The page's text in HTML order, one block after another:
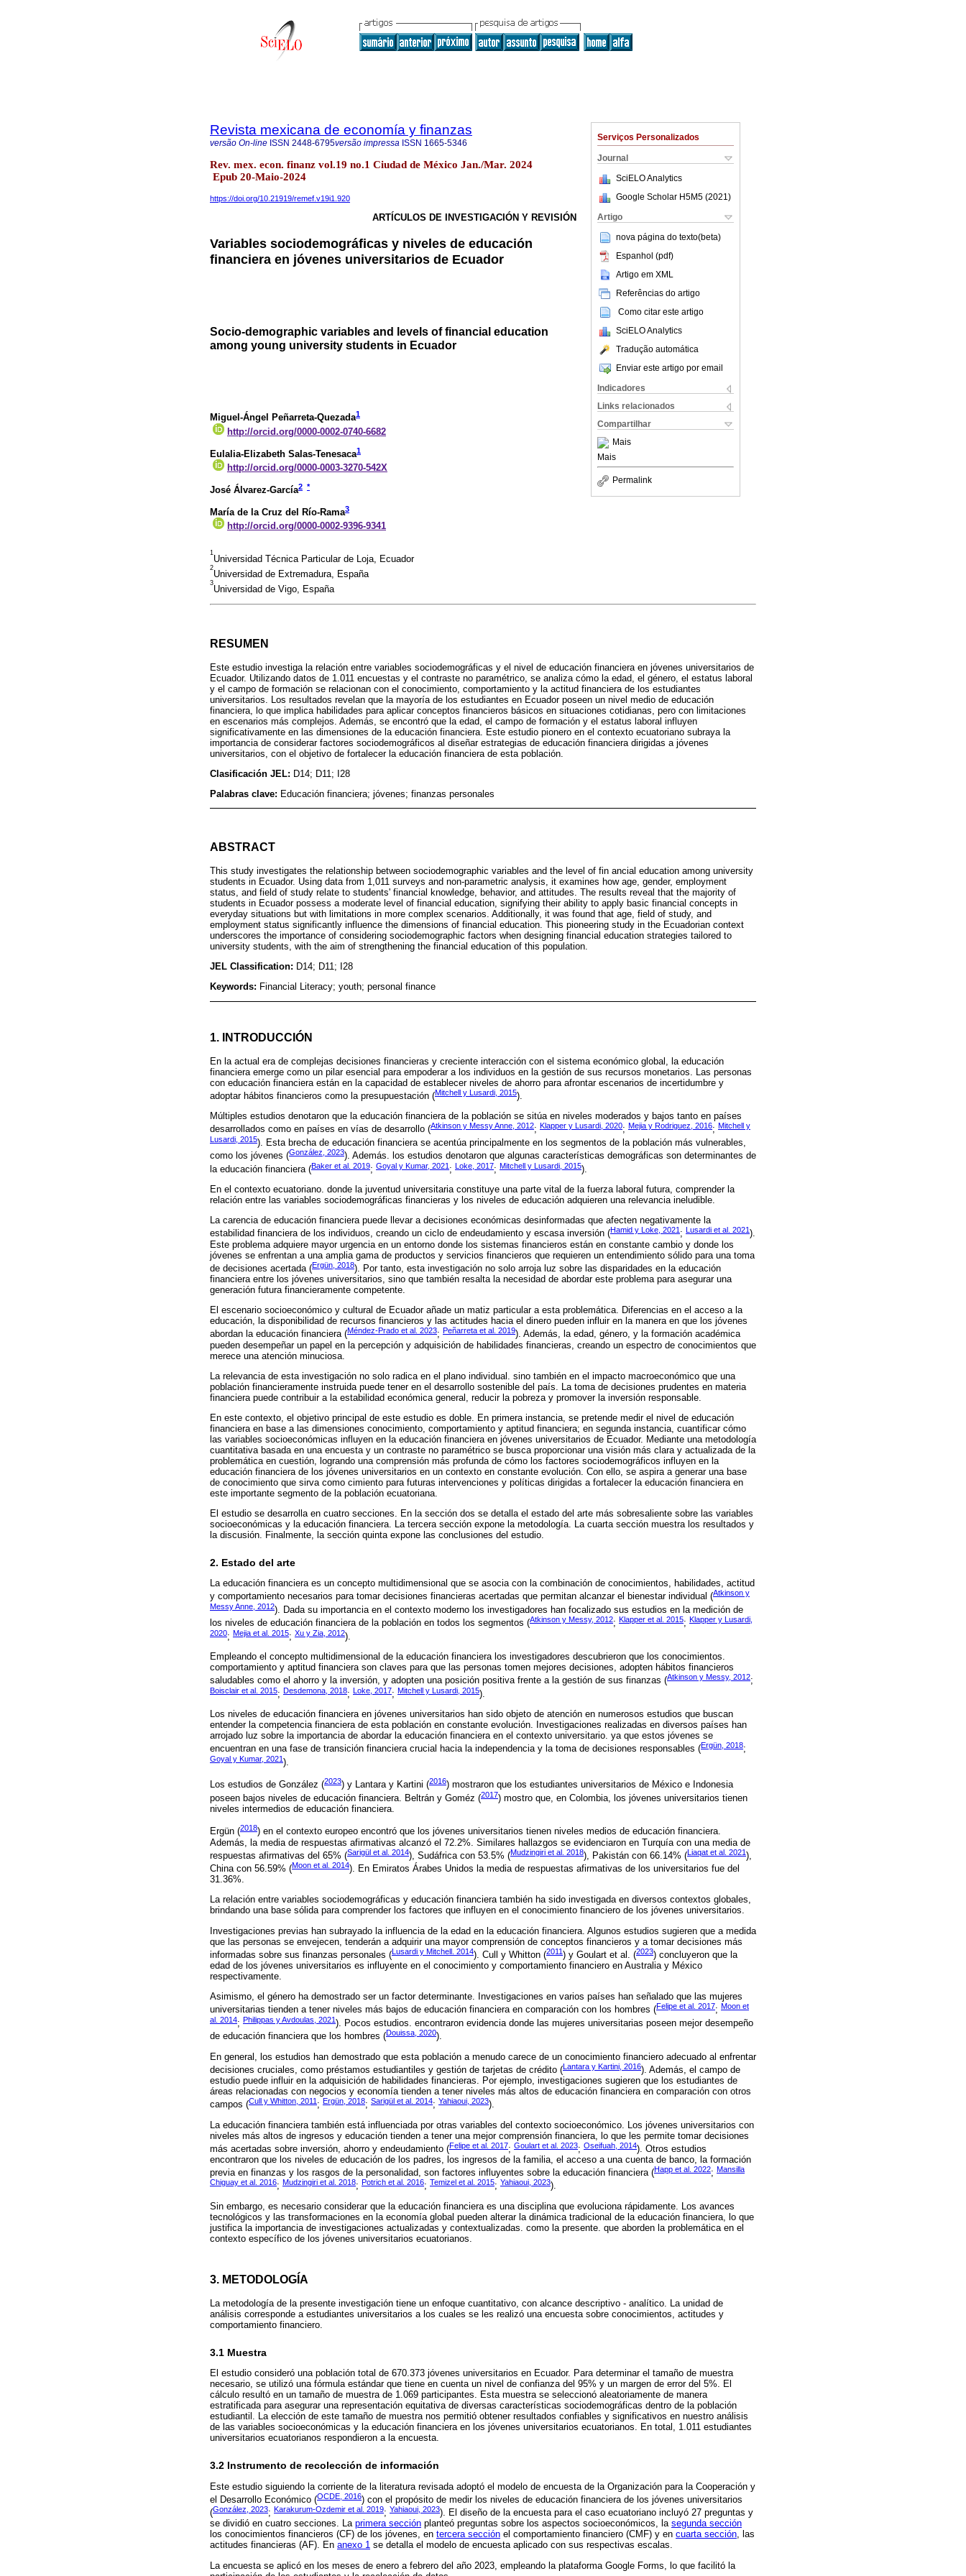
Serviços Personalizados
Journal
SciELO Analytics
Google Scholar H5M5 (2021 )
Artigo
nova página do texto(beta)
Espanhol (pdf)
Artigo em XML
Referências do artigo
Como citar este artigo
SciELO Analytics
Tradução automática
Enviar este artigo por email
Indicadores
Links relacionados
Compartilhar
Mais
Mais
Permalink
Revista mexicana de economía y finanzas
versão On-line ISSN 2448-6795versão impressa ISSN 1665-5346
Rev. mex. econ. finanz vol.19 no.1 Ciudad de México Jan./Mar. 2024
Epub 20-Maio-2024
https://doi.org/10.21919/remef.v19i1.920
ARTÍCULOS DE INVESTIGACIÓN Y REVISIÓN
Variables sociodemográficas y niveles de educación
financiera en jóvenes universitarios de Ecuador
Socio-demographic variables and levels of financial education
among young university students in Ecuador
Miguel-Ángel Peñarreta-Quezada1
http://orcid.org/0000-0002-0740-6682
Eulalia-Elizabeth Salas-Tenesaca1
http://orcid.org/0000-0003-3270-542X
José Álvarez-García2 *
María de la Cruz del Río-Rama3
http://orcid.org/0000-0002-9396-9341
1
Universidad Técnica Particular de Loja, Ecuador
2
Universidad de Extremadura, España
3
Universidad de Vigo, España
RESUMEN
Este estudio investiga la relación entre variables sociodemográficas y el nivel de educación financiera en jóvenes universitarios de
Ecuador. Utilizando datos de 1.011 encuestas y el contraste no paramétrico, se analiza cómo la edad, el género, el estatus laboral
y el campo de formación se relacionan con el conocimiento, comportamiento y la actitud financiera de los estudiantes
universitarios. Los resultados revelan que la mayoría de los estudiantes en Ecuador poseen un nivel medio de educación
financiera, lo que implica habilidades para aplicar conceptos financieros básicos en situaciones cotidianas, pero con limitaciones
en escenarios más complejos. Además, se encontró que la edad, el campo de formación y el estatus laboral influyen
significativamente en las dimensiones de la educación financiera. Este estudio pionero en el contexto ecuatoriano subraya la
importancia de considerar factores sociodemográficos al diseñar estrategias de educación financiera dirigidas a jóvenes
universitarios, con el objetivo de fortalecer la educación financiera de esta población.
Clasificación JEL: D14; D11; I28
Palabras clave: Educación financiera; jóvenes; finanzas personales
ABSTRACT
This study investigates the relationship between sociodemographic variables and the level of fin ancial education among university
students in Ecuador. Using data from 1,011 surveys and non-parametric analysis, it examines how age, gender, employment
status, and field of study relate to students' financial knowledge, behavior, and attitudes. The results reveal that the majority of
students in Ecuador possess a moderate level of financial education, signifying their ability to apply basic financial concepts in
everyday situations but with limitations in more complex scenarios. Additionally, it was found that age, field of study, and
employment status significantly influence the dimensions of financial education. This pioneering study in the Ecuadorian context
underscores the importance of considering sociodemographic factors when designing financial education strategies tailored to
university students, with the aim of strengthening the financial education of this population.
JEL Classification: D14; D11; I28
Keywords: Financial Literacy; youth; personal finance
1. INTRODUCCIÓN
En la actual era de complejas decisiones financieras y creciente interacción con el sistema económico global, la educación
financiera emerge como un pilar esencial para empoderar a los individuos en la gestión de sus recursos monetarios. Las personas
con educación financiera están en la capacidad de establecer niveles de ahorro para afrontar escenarios de incertidumbre y
adoptar hábitos financieros como la presupuestación (Mitchell y Lusardi, 2015).
Múltiples estudios denotaron que la educación financiera de la población se sitúa en niveles moderados y bajos tanto en países
desarrollados como en países en vías de desarrollo (Atkinson y Messy Anne, 2012; Klapper y Lusardi, 2020; Mejia y Rodriguez, 2016; Mitchell y
Lusardi, 2015). Esta brecha de educación financiera se acentúa principalmente en los segmentos de la población más vulnerables,
como los jóvenes (González, 2023). Además. los estudios denotaron que algunas características demográficas son determinantes de
la educación financiera (Baker et al. 2019; Goyal y Kumar, 2021 ; Loke, 2017; Mitchell y Lusardi, 2015).
En el contexto ecuatoriano. donde la juventud universitaria constituye una parte vital de la fuerza laboral futura, comprender la
relación entre las variables sociodemográficas financieras y los niveles de educación adquieren una relevancia ineludible.
La carencia de educación financiera puede llevar a decisiones económicas desinformadas que afecten negativamente la
estabilidad financiera de los individuos, creando un ciclo de endeudamiento y escasa inversión (Hamid y Loke, 2021 ; Lusardi et al. 2021 ).
Este problema adquiere mayor urgencia en un entorno donde los sistemas financieros están en constante cambio y donde los
jóvenes se enfrentan a una amplia gama de productos y servicios financieros que requieren un entendimiento sólido para una toma
de decisiones acertada (Ergün, 2018). Por tanto, esta investigación no solo arroja luz sobre las disparidades en la educación
financiera entre los jóvenes universitarios, sino que también resalta la necesidad de abordar este problema para asegurar una
generación futura financieramente competente.
El escenario socioeconómico y cultural de Ecuador añade un matiz particular a esta problemática. Diferencias en el acceso a la
educación, la disponibilidad de recursos financieros y las actitudes hacia el dinero pueden influir en la manera en que los jóvenes
abordan la educación financiera (Méndez-Prado et al. 2023; Peñarreta et al. 2019). Además, la edad, género, y la formación académica
pueden desempeñar un papel en la percepción y adquisición de habilidades financieras, creando un espectro de conocimientos que
merece una atención minuciosa.
La relevancia de esta investigación no solo radica en el plano individual. sino también en el impacto macroeconómico que una
población financieramente instruida puede tener en el desarrollo sostenible del país. La toma de decisiones prudentes en materia
financiera puede contribuir a la estabilidad económica general, reducir la pobreza y promover la inversión responsable.
En este contexto, el objetivo principal de este estudio es doble. En primera instancia, se pretende medir el nivel de educación
financiera en base a las dimensiones conocimiento, comportamiento y aptitud financiera; en segunda instancia, cuantificar cómo
las variables socioeconómicas influyen en la educación financiera en jóvenes universitarios de Ecuador. Mediante una metodología
cuantitativa basada en una encuesta y un contraste no paramétrico se busca proporcionar una visión más clara y actualizada de la
problemática en cuestión, logrando una comprensión más profunda de cómo los factores sociodemográficos influyen en la
educación financiera de los jóvenes universitarios en un contexto en constante evolución. Con ello, se aspira a generar una base
de conocimiento que sirva como cimiento para futuras intervenciones y políticas dirigidas a fortalecer la educación financiera en
este importante segmento de la población ecuatoriana.
El estudio se desarrolla en cuatro secciones. En la sección dos se detalla el estado del arte más sobresaliente sobre las variables
socioeconómicas y la educación financiera. La tercera sección expone la metodología. La cuarta sección muestra los resultados y
la discusión. Finalmente, la sección quinta expone las conclusiones del estudio.
2. Estado del arte
La educación financiera es un concepto multidimensional que se asocia con la combinación de conocimientos, habilidades, actitud
y comportamiento necesarios para tomar decisiones financieras acertadas que permitan alcanzar el bienestar individual (Atkinson y
Messy Anne, 2012). Dada su importancia en el contexto moderno los investigadores han focalizado sus estudios en la medición de
los niveles de educación financiera de la población en todos los segmentos (Atkinson y Messy, 2012; Klapper et al. 2015; Klapper y Lusardi,
2020; Mejia et al. 2015; Xu y Zia, 2012).
Empleando el concepto multidimensional de la educación financiera los investigadores descubrieron que los conocimientos.
comportamiento y aptitud financiera son claves para que las personas tomen mejores decisiones, adopten hábitos financieros
saludables como el ahorro y la inversión, y adopten una posición positiva frente a la gestión de sus finanzas (Atkinson y Messy, 2012;
Boisclair et al. 2015; Desdemona, 2018; Loke, 2017; Mitchell y Lusardi, 2015).
Los niveles de educación financiera en jóvenes universitarios han sido objeto de atención en numerosos estudios que buscan
entender la competencia financiera de esta población en constante evolución. Investigaciones realizadas en diversos países han
arrojado luz sobre la importancia de abordar la educación financiera en el contexto universitario. ya que estos jóvenes se
encuentran en una fase de transición financiera crucial hacia la independencia y la toma de decisiones responsables (Ergün, 2018;
Goyal y Kumar, 2021).
Los estudios de González (2023) y Lantara y Kartini (2016) mostraron que los estudiantes universitarios de México e Indonesia
poseen bajos niveles de educación financiera. Beltrán y Goméz (2017) mostro que, en Colombia, los jóvenes universitarios tienen
niveles intermedios de educación financiera.
Ergün (2018) en el contexto europeo encontró que los jóvenes universitarios tienen niveles medios de educación financiera.
Además, la media de respuestas afirmativas alcanzó el 72.2%. Similares hallazgos se evidenciaron en Turquía con una media de
respuestas afirmativas del 65% (Sarigül et al. 2014), Sudáfrica con 53.5% (Mudzingiri et al. 2018), Pakistán con 66.14% (Liaqat et al. 2021),
China con 56.59% (Moon et al. 2014). En Emiratos Árabes Unidos la media de respuestas afirmativas de los universitarios fue del
31.36%.
La relación entre variables sociodemográficas y educación financiera también ha sido investigada en diversos contextos globales,
brindando una base sólida para comprender los factores que influyen en el conocimiento financiero de los jóvenes universitarios.
Investigaciones previas han subrayado la influencia de la edad en la educación financiera. Algunos estudios sugieren que a medida
que las personas se envejecen, tenderán a adquirir una mayor comprensión de conceptos financieros y a tomar decisiones más
informadas sobre sus finanzas personales (Lusardi y Mitchell. 2014). Cull y Whitton (2011) y Goulart et al. (2023) concluyeron que la
edad de los jóvenes universitarios es influyente en el conocimiento y comportamiento financiero en Australia y México
respectivamente.
Asimismo, el género ha demostrado ser un factor determinante. Investigaciones en varios países han señalado que las mujeres
universitarias tienden a tener niveles más bajos de educación financiera en comparación con los hombres (Felipe et al. 2017; Moon et
al. 2014; Philippas y Avdoulas, 2021). Pocos estudios. encontraron evidencia donde las mujeres universitarias poseen mejor desempeño
de educación financiera que los hombres (Douissa, 2020).
En general, los estudios han demostrado que esta población a menudo carece de un conocimiento financiero adecuado al enfrentar
decisiones cruciales, como préstamos estudiantiles y gestión de tarjetas de crédito (Lantara y Kartini, 2016). Además, el campo de
estudio puede influir en la adquisición de habilidades financieras. Por ejemplo, investigaciones sugieren que los estudiantes de
áreas relacionadas con negocios y economía tienden a tener niveles más altos de educación financiera en comparación con otros
campos (Cull y Whitton, 2011 ; Ergün, 2018; Sarigül et al. 2014; Yahiaoui, 2023).
La educación financiera también está influenciada por otras variables del contexto socioeconómico. Los jóvenes universitarios con
niveles más altos de ingresos y educación tienden a tener una mejor comprensión financiera, lo que les permite tomar decisiones
más acertadas sobre inversión, ahorro y endeudamiento (Felipe et al. 2017; Goulart et al. 2023; Oseifuah, 2014). Otros estudios
encontraron que los niveles de educación de los padres, los ingresos de la familia, el acceso a una cuenta de banco, la formación
previa en finanzas y los rasgos de la personalidad, son factores influyentes sobre la educación financiera (Happ et al. 2022; Mansilla
Chiguay et al. 2016; Mudzingiri et al. 2018; Potrich et al. 2016; Temizel et al. 2015; Yahiaoui, 2023).
Sin embargo, es necesario considerar que la educación financiera es una disciplina que evoluciona rápidamente. Los avances
tecnológicos y las transformaciones en la economía global pueden alterar la dinámica tradicional de la educación financiera, lo que
justifica la importancia de investigaciones actualizadas y contextualizadas. como la presente. que aborden la problemática en el
contexto específico de los jóvenes universitarios ecuatorianos.
3. METODOLOGÍA
La metodología de la presente investigación tiene un enfoque cuantitativo, con alcance descriptivo - analítico. La unidad de
análisis corresponde a estudiantes universitarios a los cuales se les realizó una encuesta sobre conocimientos, actitudes y
comportamiento financiero.
3.1 Muestra
El estudio consideró una población total de 670.373 jóvenes universitarios en Ecuador. Para determinar el tamaño de muestra
necesario, se utilizó una fórmula estándar que tiene en cuenta un nivel de confianza del 95% y un margen de error del 5%. El
cálculo resultó en un tamaño de muestra de 1.069 participantes. Esta muestra se seleccionó aleatoriamente de manera
estratificada para asegurar una representación equitativa de diversas características sociodemográficas dentro de la población
estudiantil. La elección de este tamaño de muestra nos permitió obtener resultados confiables y significativos en nuestro análisis
de las variables socioeconómicas y la educación financiera en los jóvenes universitarios ecuatorianos. En total, 1.011 estudiantes
universitarios ecuatorianos respondieron a la encuesta.
3.2 Instrumento de recolección de información
Este estudio siguiendo la corriente de la literatura revisada adoptó el modelo de encuesta de la Organización para la Cooperación y
el Desarrollo Económico (OCDE, 2016) con el propósito de medir los niveles de educación financiera de los jóvenes universitarios
(González, 2023; Karakurum-Ozdemir et al. 2019; Yahiaoui, 2023). El diseño de la encuesta para el caso ecuatoriano incluyó 27 preguntas y
se dividió en cuatro secciones. La primera sección planteó preguntas sobre los aspectos socioeconómicos, la segunda sección
los conocimientos financieros (CF) de los jóvenes, en tercera sección el comportamiento financiero (CMF) y en cuarta sección, las
actitudes financieras (AF). En anexo 1 se detalla el modelo de encuesta aplicado con sus respectivas escalas.
La encuesta se aplicó en los meses de enero a febrero del año 2023, empleando la plataforma Google Forms, lo que facilitó la